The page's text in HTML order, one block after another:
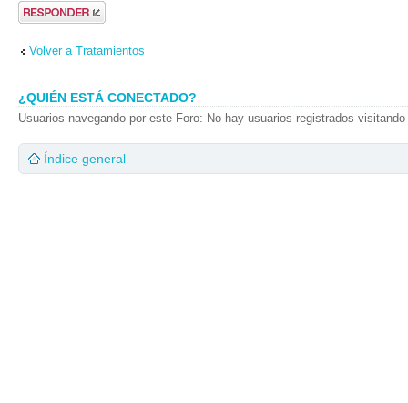
Publicar una
respuesta
Volver a Tratamientos
¿QUIÉN ESTÁ CONECTADO?
Usuarios navegando por este Foro: No hay usuarios registrados
Índice general